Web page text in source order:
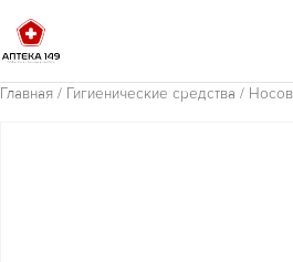
Главная / Гигиенические средства /